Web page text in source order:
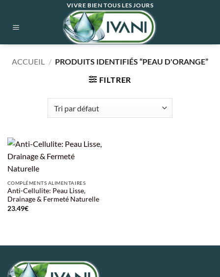
contenu
VIVRE BIEN TOUS LES JOURS
ACCUEIL / PRODUITS IDENTIFIÉS “PEAU D'ORANGE”
FILTRER
COMPLÉMENTS ALIMENTAIRES
Anti-Cellulite: Peau Lisse,
Drainage & Fermeté Naturelle
23.49€